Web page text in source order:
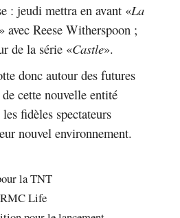
: jeudi mettra en avant «La
» avec Reese Witherspoon ;
de la série «Castle».
donc autour des futures
cette nouvelle entité
fidèles spectateurs
nouvel environnement.
la TNT
RMC Life